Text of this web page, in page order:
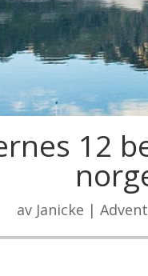
12
av Janicke |